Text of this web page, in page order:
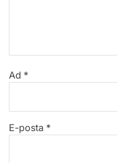
Ad *
E-posta *